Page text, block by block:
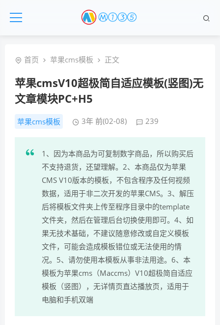
首页 苹果cms模板 正文
苹果cmsV10超极简自适应模板(竖图)无
文章模块PC+H5
苹果cms模板 3年 前(02-08) 239
1、因为本商品为可复制数字商品，所以购买后
不支持退货，还望理解。2、本商品仅为苹果
CMS V10版本的模板，不包含程序及任何视频
数据，适用于非二次开发的苹果CMS。3、解压
后将模板文件夹上传至程序目录中的template
文件夹，然后在管理后台切换使用即可。4、如
果无技术基础，不建议随意修改或自定义模板
文件，可能会造成模板错位或无法使用的情
况。5、请勿使用本模板从事非法用途。6、本
模板为苹果cms（Maccms）V10超极简自适应
模板（竖图），无详情页直达播放页，适用于
电脑和手机双端